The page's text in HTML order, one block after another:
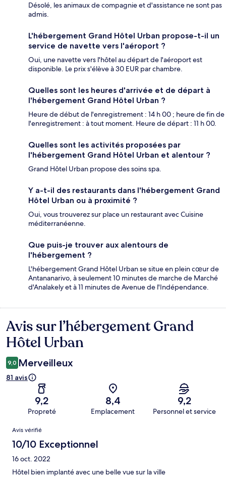
Désolé, les animaux de compagnie et d'assistance ne sont pas
admis.
L'hébergement Grand Hôtel Urban propose-t-il un
service de navette vers l'aéroport ?
Oui, une navette vers l'hôtel au départ de l'aéroport est
disponible. Le prix s'élève à 30 EUR par chambre.
Quelles sont les heures d'arrivée et de départ à
l'hébergement Grand Hôtel Urban ?
Heure de début de l'enregistrement : 14 h 00 ; heure de fin de
l'enregistrement : à tout moment. Heure de départ : 11 h 00.
Quelles sont les activités proposées par
l'hébergement Grand Hôtel Urban et alentour ?
Grand Hôtel Urban propose des soins spa.
Y a-t-il des restaurants dans l'hébergement Grand
Hôtel Urban ou à proximité ?
Oui, vous trouverez sur place un restaurant avec Cuisine
méditerranéenne.
Que puis-je trouver aux alentours de
l'hébergement ?
L'hébergement Grand Hôtel Urban se situe en plein cœur de
Antananarivo, à seulement 10 minutes de marche de Marché
d'Analakely et à 11 minutes de Avenue de l'Indépendance.
Avis
Avis sur l’hébergement Grand
Hôtel Urban
9,0 Merveilleux
81 avis
9,2
Propreté
8,4
Emplacement
9,2
Personnel et service
Avis
Avis vérifié
10/10 Exceptionnel
16 oct. 2022
Hôtel bien implanté avec une belle vue sur la ville